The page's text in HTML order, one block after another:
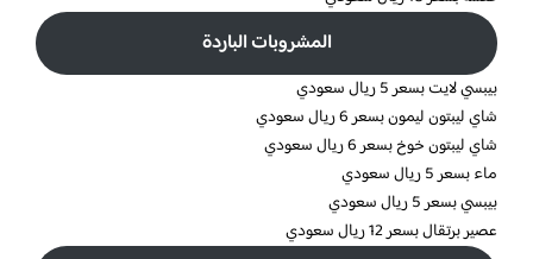
المشروبات الباردة
بيبسي لايت بسعر 5 ريال سعودي
شاي ليبتون ليمون بسعر 6 ريال سعودي
شاي ليبتون خوخ بسعر 6 ريال سعودي
ماء بسعر 5 ريال سعودي
بيبسي بسعر 5 ريال سعودي
عصير برتقال بسعر 12 ريال سعودي